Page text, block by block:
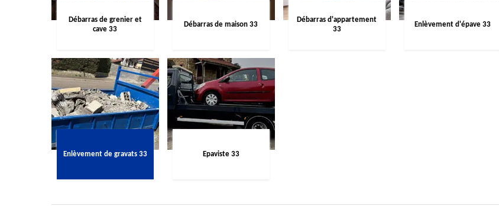
Débarras de grenier et
cave 33
Débarras de maison 33
Débarras d'appartement
33
Enlèvement d'épave 33
Enlèvement de gravats 33 Epaviste 33